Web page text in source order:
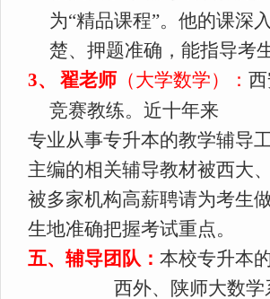
为“精品课程”。他的课深
楚、押题准确，能指导考
3、 翟老师 （大学数学）：
竞赛教练。近十年来
专业从事专升本的教学辅导
主编的相关辅导教材被西大
被多家机构高薪聘请为考生
生地准确把握考试重点。
五、辅导团队： 本校专升本
西外、陕师大数